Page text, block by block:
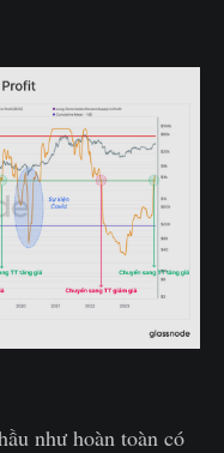
như hoàn toàn có